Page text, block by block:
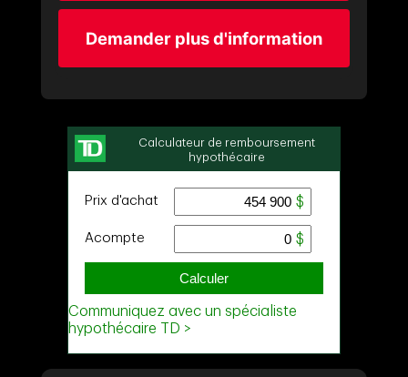
Demander plus d'information